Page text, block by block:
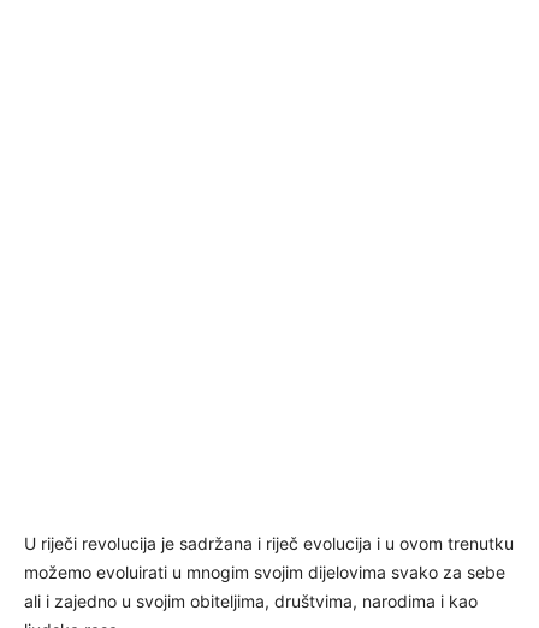
U riječi revolucija je sadržana i riječ evolucija i u ovom trenutku
možemo evoluirati u mnogim svojim dijelovima svako za sebe
ali i zajedno u svojim obiteljima, društvima, narodima i kao